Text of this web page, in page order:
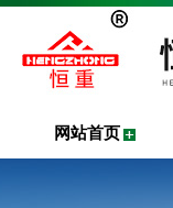
网站首页